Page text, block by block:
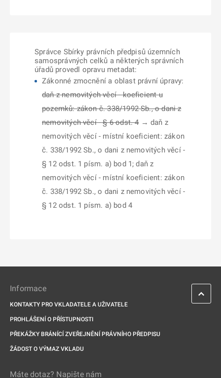
Správce Sbírky právních předpisů územních
samosprávných celků a některých správních
úřadů provedl opravu metadat:
Zákonné zmocnění a oblast právní úpravy:
daň z nemovitých věcí - koeficient u
pozemků: zákon č. 338/1992 Sb., o dani z
nemovitých věcí - § 6 odst. 4→ daň z
nemovitých věcí - místní koeficient: zákon
č. 338/1992 Sb., o dani z nemovitých věcí -
§ 12 odst. 1 písm. a) bod 1; daň z
nemovitých věcí - místní koeficient: zákon
č. 338/1992 Sb., o dani z nemovitých věcí -
§ 12 odst. 1 písm. a) bod 4
Informace
KONTAKTY PRO VKLADATELE A UŽIVATELE
PROHLÁŠENÍ O PŘÍSTUPNOSTI
PŘEKÁŽKY BRÁNÍCÍ ZVEŘEJNĚNÍ PRÁVNÍHO PŘEDPISU
ŽÁDOST O VÝMAZ VKLADU
Máte dotaz? Napište nám